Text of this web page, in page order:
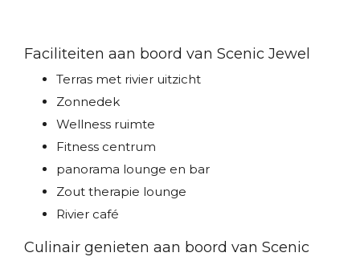
Faciliteiten aan boord van Scenic Jewel
Terras met rivier uitzicht
Zonnedek
Wellness ruimte
Fitness centrum
panorama lounge en bar
Zout therapie lounge
Rivier café
Culinair genieten aan boord van Scenic